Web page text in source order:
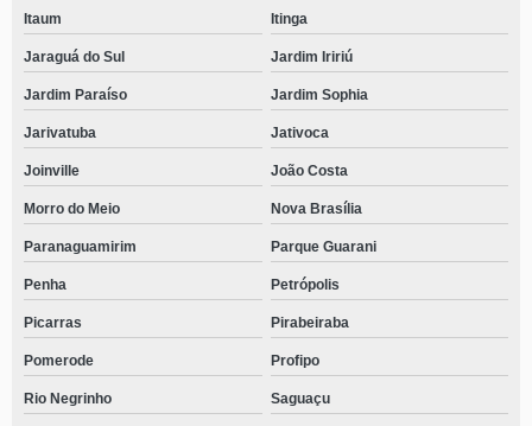
Itaum Itinga
Jaraguá do Sul Jardim Iririú
Jardim Paraíso Jardim Sophia
Jarivatuba Jativoca
Joinville João Costa
Morro do Meio Nova Brasília
Paranaguamirim Parque Guarani
Penha Petrópolis
Picarras Pirabeiraba
Pomerode Profipo
Rio Negrinho Saguaçu